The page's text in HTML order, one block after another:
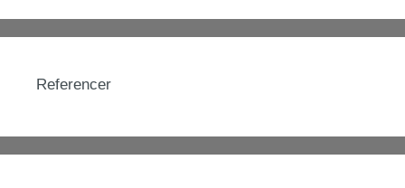
Referencer